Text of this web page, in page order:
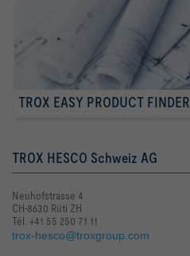
TROX EASY PRODUCT FINDER
TROX HESCO Schweiz AG
Neuhofstrasse 4
CH-8630 Rüti ZH
Tél. +41 55 250 71 11
trox-hesco@troxgroup.com